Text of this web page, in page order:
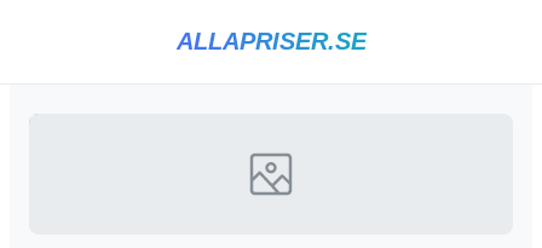
ALLAPRISER.SE